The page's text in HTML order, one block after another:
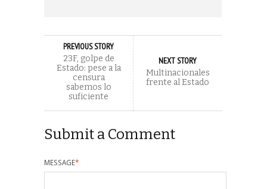
PREVIOUS STORY
23F, golpe de
Estado: pese a la
censura
sabemos lo
suficiente
NEXT STORY
Multinacionales
frente al Estado
Submit a Comment
MESSAGE*